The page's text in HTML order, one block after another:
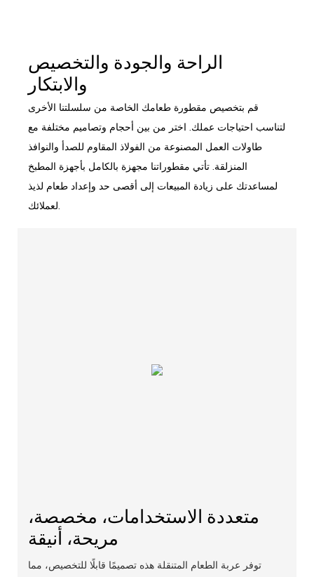
الراحة والجودة والتخصيص
قم بتخصيص مقطورة طعامك الخاصة من سلسلتنا الأخرى
لتناسب احتياجات عملك. اختر من بين أحجام وتصاميم مختلفة مع
طاولات العمل المصنوعة من الفولاذ المقاوم للصدأ والنوافذ
المنزلقة. تأتي مقطوراتنا مجهزة بالكامل بأجهزة المطبخ
لمساعدتك على زيادة المبيعات إلى أقصى حد وإعداد طعام لذيذ
لعملائك.
متعددة الاستخدامات، مخصصة،
مريحة، أنيقة
توفر عربة الطعام المتنقلة هذه تصميمًا قابلًا للتخصيص، مما